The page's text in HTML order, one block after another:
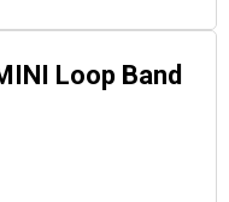
Loop Band